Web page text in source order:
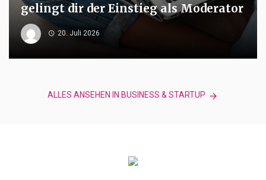
gelingt dir der Einstieg als Moderator
20. Juli 2026
ALLES ANSEHEN IN BUSINESS & STARTUP